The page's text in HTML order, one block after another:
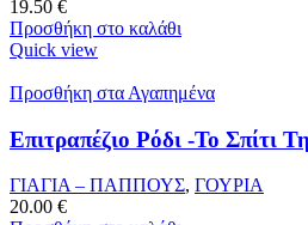
19.50 €
Προσθήκη στο καλάθι
Quick view
Προσθήκη στα Αγαπημένα
Επιτραπέζιο Ρόδι -Το Σπίτι
ΓΙΑΓΙΑ – ΠΑΠΠΟΥΣ, ΓΟΥΡΙΑ
20.00 €